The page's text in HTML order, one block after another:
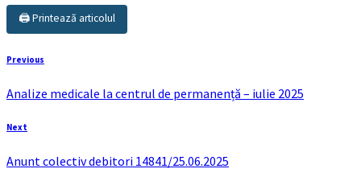
🖨️ Printează articolul
Previous
Analize medicale la centrul de permanență – iulie 2025
Next
Anunt colectiv debitori 14841/25.06.2025